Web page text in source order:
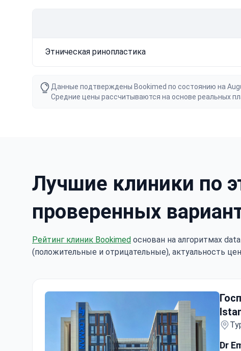
Этническая ринопластика
Данные подтверждены Bookimed по состоянию на
Средние цены рассчитываются на основе реальных
Лучшие клиники по
проверенных
Рейтинг клиник Bookimed основан на алгоритмах
(положительные и отрицательные), актуальность
Dr